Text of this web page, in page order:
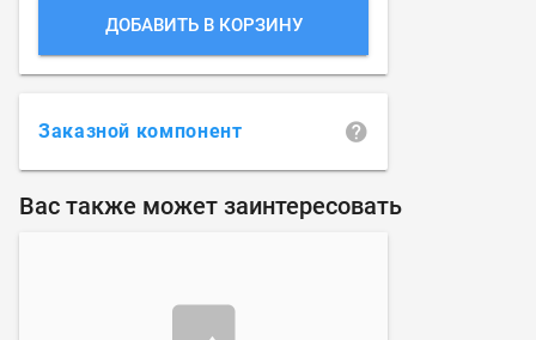
ДОБАВИТЬ В КОРЗИНУ
Заказной компонент
Вас также может заинтересовать